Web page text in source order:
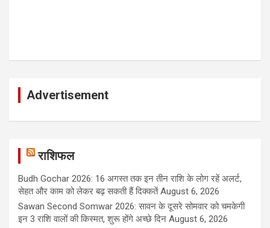
Advertisement
राशिफल
Budh Gochar 2026: 16 अगस्त तक इन तीन राशि के लोग रहें अलर्ट,
सेहत और काम को लेकर बढ़ सकती हैं दिक्कतें August 6, 2026
Sawan Second Somwar 2026: सावन के दूसरे सोमवार को चमकेगी
इन 3 राशि वालों की किस्मत, शुरू होंगे अच्छे दिन August 6, 2026